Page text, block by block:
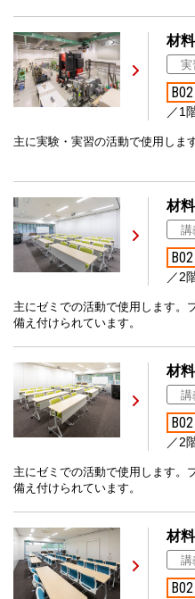
材
実
B02
／1
主に実験・実習の活動で使用します
材
講
B02
／2
主にゼミでの活動で使用します。
備え付けられています。
材
講
B02
／2
主にゼミでの活動で使用します。
備え付けられています。
材
講
B02